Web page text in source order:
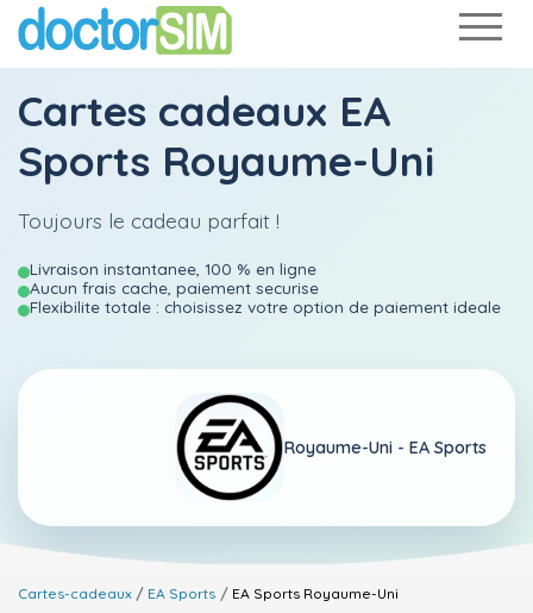
Cartes cadeaux EA
Sports Royaume-Uni
Toujours le cadeau parfait !
Livraison instantanee, 100 % en ligne
Aucun frais cache, paiement securise
Flexibilite totale : choisissez votre option de paiement ideale
Royaume-Uni - EA Sports
Cartes-cadeaux EA Sports EA Sports Royaume-Uni